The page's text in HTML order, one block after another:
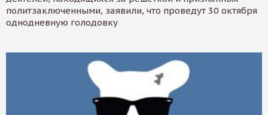
политзаключенными, заявили, что проведут 30 октября
однодневную голодовку